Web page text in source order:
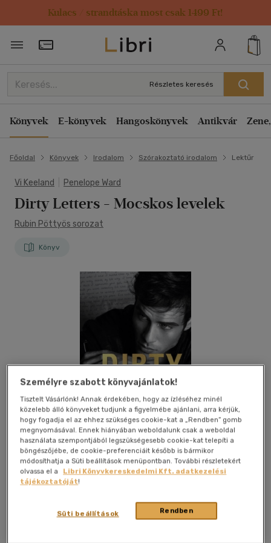
Kulacs / strandtáska most csak 1499 Ft!
Törzsvásárlói Kártya adatai
Részletes keresés
Könyvek E-könyvek Hangoskönyvek Antikvár
Főoldal Könyvek Irodalom Szórakoztató irodalom Lektűr
Vi Keeland Penelope Ward
Dirty Letters - Mocskos levelek
Rubin Pöttyös sorozat
Könyv
Kívánságlistához adom
2025|magyar nyelvű
Személyre szabott könyvajánlatok!
Tisztelt Vásárlónk! Annak érdekében, hogy az ízléséhez minél
közelebb álló könyveket tudjunk a figyelmébe ajánlani, arra kérjük,
hogy fogadja el az ehhez szükséges cookie-kat a „Rendben” gomb
megnyomásával. Ennek hiányában weboldalunk csak a weboldal
használata szempontjából legszükségesebb cookie-kat telepíti a
böngészőjébe, de cookie-preferenciáit később is bármikor
módosíthatja a Süti beállítások menüpontban. További részletekért
olvassa el a
Libri Könyvkereskedelmi Kft. adatkezelési
tájékoztatóját!
Rendben
Süti beállítások